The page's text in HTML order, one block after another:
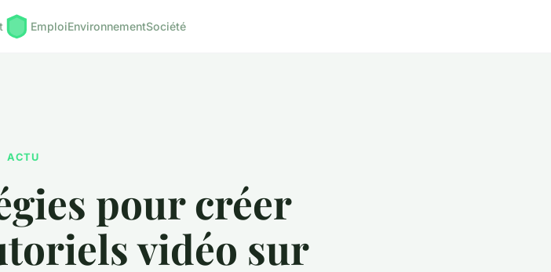
EmploiEnvironnementSociété
ACTU
pour créer
vidéo sur